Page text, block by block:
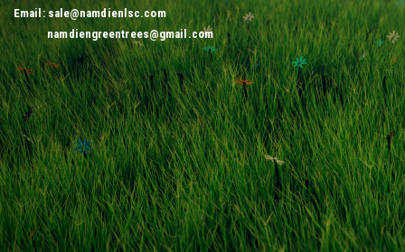
Email: sale@namdienlsc.com
namdiengreentrees@gmail.com